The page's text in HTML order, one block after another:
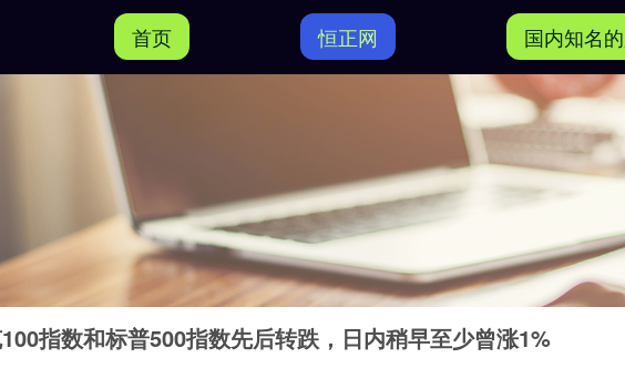
首页 恒正网 国内知名
指数和标普500指数先后转跌，日内稍早至少曾涨1%